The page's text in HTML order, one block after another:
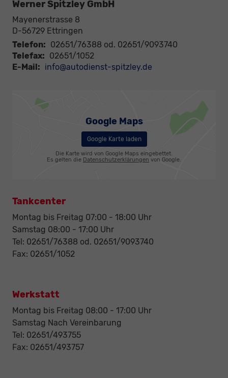
Werner Spitzley GmbH
Mayenerstrasse 8
D-56729 Ettringen
Telefon: 02651/76388 od. 02651/9093740
Telefax: 02651/1052
E-Mail: info@autodienst-spitzley.de
Google Maps
Google Karte laden
Die Karte wird von Google Maps eingebettet.
Es gelten die Datenschutzerklärungen von Google.
Tankcenter
Montag bis Freitag 07:00 - 18:00 Uhr
Samstag 08:00 - 17:00 Uhr
Tel: 02651/76388 od. 02651/9093740
Fax: 02651/1052
Werkstatt
Montag bis Freitag 08:00 - 17:00 Uhr
Samstag Nach Vereinbarung
Tel: 02651/493755
Fax: 02651/493757